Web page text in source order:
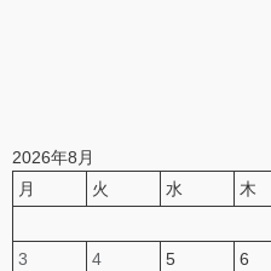
2026年8月
月
火 水 木
3
4 5 6